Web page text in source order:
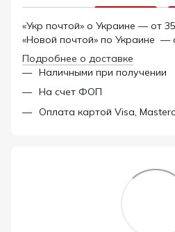
«Укр почтой» о Украине — от
«Новой почтой» по Украине —
Подробнее о доставке
Наличными при получении
На счет ФОП
Оплата картой Visa,